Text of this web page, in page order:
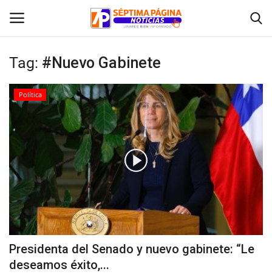
Inicio
Crónica
Tribunales
Deporte
Política
Espectáculos
Tag: #Nuevo Gabinete
Política
Presidenta del Senado y nuevo gabinete: “Le
deseamos éxito,...